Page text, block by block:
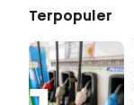
Terpopuler